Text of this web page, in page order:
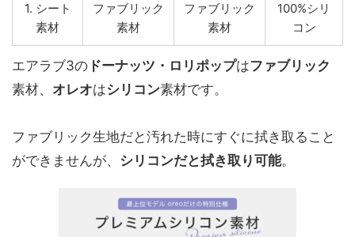
1. シート
素材
ファブリック
素材
ファブリック
素材
100%シリ
コン
エアラブ3の ドーナッツ・ロリポップはファブリック
素材、 オレオはシリコン素材です。
ファブリック生地だと汚れた時にすぐに拭き取ること
ができませんが、 シリコンだと拭き取り可能。